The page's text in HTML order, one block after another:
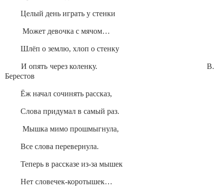
Целый день играть у стенки
Может девочка с мячом…
Шлёп о землю, хлоп о стенку
И опять через коленку. В.
Берестов
Ёж начал сочинять рассказ,
Слова придумал в самый раз.
Мышка мимо прошмыгнула,
Все слова перевернула.
Теперь в рассказе из-за мышек
Нет словечек-коротышек…